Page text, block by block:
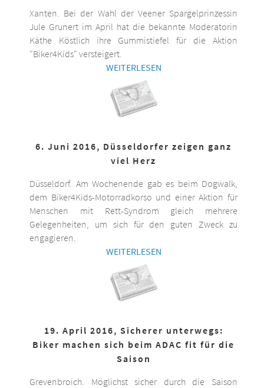
Xanten. Bei der Wahl der Veener Spargelprinzessin
Jule Grunert im April hat die bekannte Moderatorin
Käthe Köstlich ihre Gummistiefel für die Aktion
"Biker4Kids" versteigert.
WEITERLESEN
6. Juni 2016, Düsseldorfer zeigen ganz
viel Herz
Düsseldorf. Am Wochenende gab es beim Dogwalk,
dem Biker4Kids-Motorradkorso und einer Aktion für
Menschen mit Rett-Syndrom gleich mehrere
Gelegenheiten, um sich für den guten Zweck zu
engagieren.
WEITERLESEN
19. April 2016, Sicherer unterwegs:
Biker machen sich beim ADAC fit für die
Saison
Grevenbroich. Möglichst sicher durch die Saison